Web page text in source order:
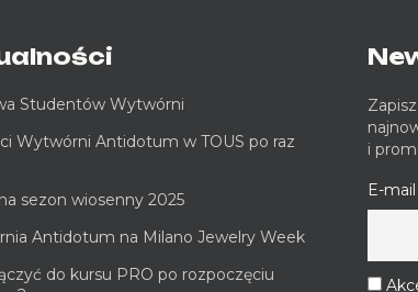
Studentów Wytwórni
Wytwórni Antidotum w TOUS po raz
sezon wiosenny 2025
Antidotum na Milano Jewelry Week
do kursu PRO po rozpoczęciu
i
E-mail